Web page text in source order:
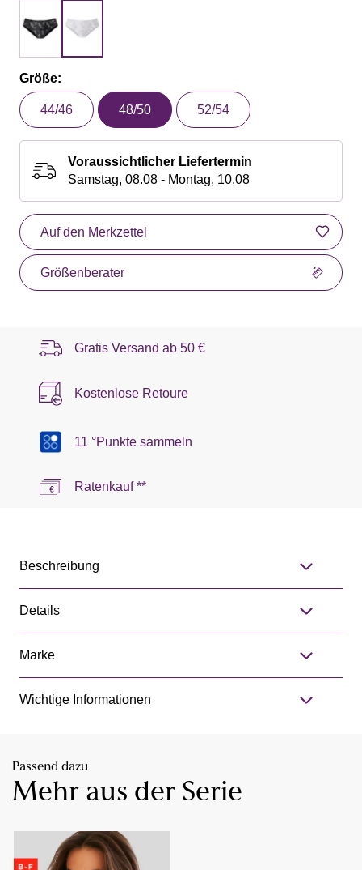
Größe:
44/46 48/50 52/54
Voraussichtlicher Liefertermin
Samstag, 08.08 - Montag, 10.08
Auf den Merkzettel
Größenberater
Gratis Versand ab 50 €
Kostenlose Retoure
11 °Punkte sammeln
Ratenkauf **
Beschreibung
Details
Marke
Wichtige Informationen
Passend dazu
Mehr aus der Serie